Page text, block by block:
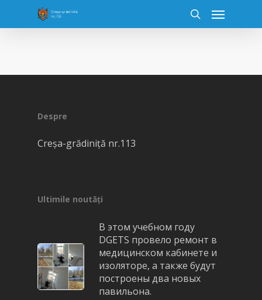
Despre
Creşa-grădiniţă nr.113
Ultimile noutăți
В этом учебном году
DGETS провело ремонт в
медицинском кабинете и
изоляторе, а также будут
построены два новых
павильона.